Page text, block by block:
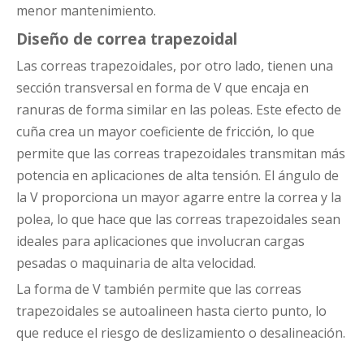
menor mantenimiento.
Diseño de correa trapezoidal
Las correas trapezoidales, por otro lado, tienen una
sección transversal en forma de V que encaja en
ranuras de forma similar en las poleas. Este efecto de
cuña crea un mayor coeficiente de fricción, lo que
permite que las correas trapezoidales transmitan más
potencia en aplicaciones de alta tensión. El ángulo de
la V proporciona un mayor agarre entre la correa y la
polea, lo que hace que las correas trapezoidales sean
ideales para aplicaciones que involucran cargas
pesadas o maquinaria de alta velocidad.
La forma de V también permite que las correas
trapezoidales se autoalineen hasta cierto punto, lo
que reduce el riesgo de deslizamiento o desalineación.